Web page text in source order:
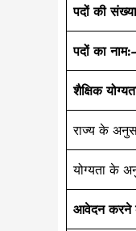
पदों की
पदों का नाम:-
शैक्षिक
राज्य के
योग्यता के
आवेदन करने